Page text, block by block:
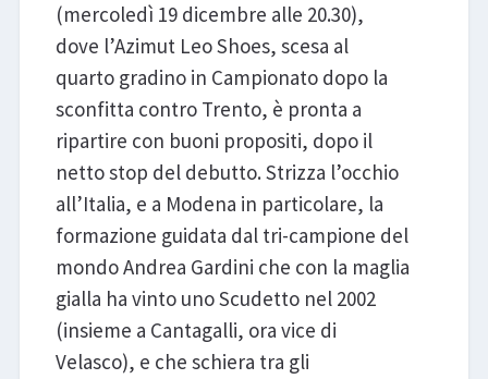
(mercoledì 19 dicembre alle 20.30),
dove l’Azimut Leo Shoes, scesa al
quarto gradino in Campionato dopo la
sconfitta contro Trento, è pronta a
ripartire con buoni propositi, dopo il
netto stop del debutto. Strizza l’occhio
all’Italia, e a Modena in particolare, la
formazione guidata dal tri-campione del
mondo Andrea Gardini che con la maglia
gialla ha vinto uno Scudetto nel 2002
(insieme a Cantagalli, ora vice di
Velasco), e che schiera tra gli